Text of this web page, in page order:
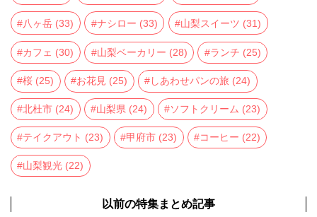
八ヶ岳 (33) ナシロー (33) 山梨スイーツ (31)
カフェ (30) 山梨ベーカリー (28) ランチ (25)
桜 (25) お花見 (25) しあわせパンの旅 (24)
北杜市 (24) 山梨県 (24) ソフトクリーム (23)
テイクアウト (23) 甲府市 (23) コーヒー (22)
山梨観光 (22)
以前の特集まとめ記事